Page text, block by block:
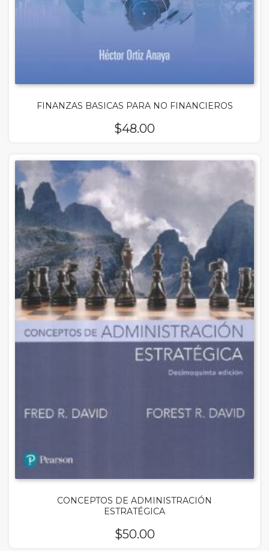
FINANZAS BASICAS PARA NO FINANCIEROS
$48.00
CONCEPTOS DE ADMINISTRACIÓN
ESTRATÉGICA
$50.00